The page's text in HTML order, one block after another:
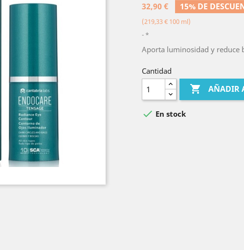
32,90 €
15% DE
(219,33 € 100 ml)
*
Aporta luminosidad y reduce
Cantidad
 AÑADIR
 En stock